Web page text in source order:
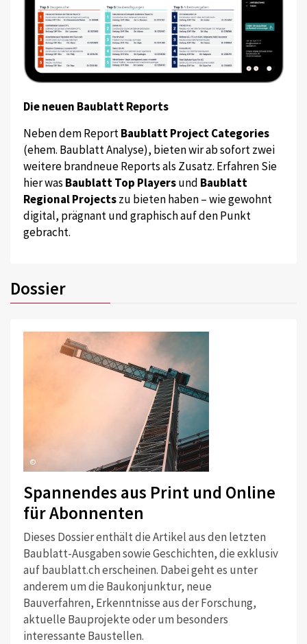
Die neuen Baublatt Reports
Neben dem ReportBaublatt Project Categories
(ehem. Baublatt Analyse), bieten wir ab sofort zwei
weitere brandneue Reports als Zusatz. Erfahren Sie
hier was Baublatt Top Playersund Baublatt
Regional Projectszu bieten haben – wie gewohnt
digital, prägnant und graphisch auf den Punkt
gebracht.
Dossier
©
Spannendes aus Print und Online
für Abonnenten
Dieses Dossier enthält die Artikel aus den letzten
Baublatt-Ausgaben sowie Geschichten, die exklusiv
auf baublatt.ch erscheinen. Dabei geht es unter
anderem um die Baukonjunktur, neue
Bauverfahren, Erkenntnisse aus der Forschung,
aktuelle Bauprojekte oder um besonders
interessante Baustellen.